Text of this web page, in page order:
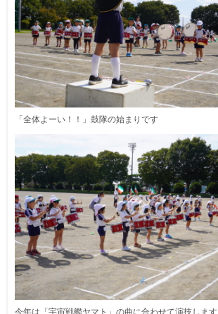
「全体よーい！！」鼓隊の始まりです
今年は「宇宙戦艦ヤマト」の曲に合わせて演技します